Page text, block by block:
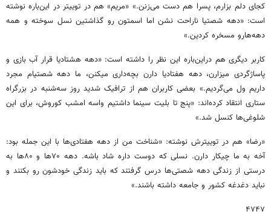
کجای دلم بزارم، پسرا هم دست می‌زنن.» «مریم» هم در توییتر در این‌باره نوشته
است: «دهه شصتیا ناراحت نشن اما اسمتون رو گذاشتین نسل سوخته و همه
دهه‌هارو مسخره کردین.»
کاربر دیگری هم دراین‌باره این نظر را داشته است: «دهه هشتادیا قرار آب بازی و
پاساژگردی میزارن، دهه هفتادیا دارن بچه‌داری میکنن، ما دهه شصتیام مجرد
داریم ول می‌گردیم.» بعضی کاربران هم از ترافیک شدید روز سه‌شنبه در بزرگراه
ستاری انتقاد کرده‌اند: «پنج تا بلیت سینما داشتیم واسه امشب کوروش، برای این
شلوغی‌ها کنسل شد.»
«رضا» هم در توییترش نوشته: «شناخت من از دهه هفتادی‌ها با این جمله بود:
آخه به ما چیکار دارن. نسلی که دوست داره شاد باشه. دهه ۷۰‌ها و ۸۰‌ها به
درستی از زندگی دهه شصتی‌ها درس گرفتند که باید زندگی خودشون رو بکنند و
نباید دغدغه کشور و جامعه داشته باشند.»
۴۷۴۷